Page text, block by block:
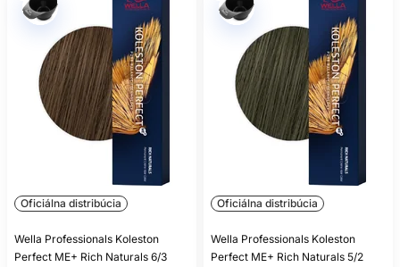
Oficiálna distribúcia
Wella Professionals Koleston
Perfect ME+ Rich Naturals 6/3
Oficiálna distribúcia
Wella Professionals Koleston
Perfect ME+ Rich Naturals 5/2